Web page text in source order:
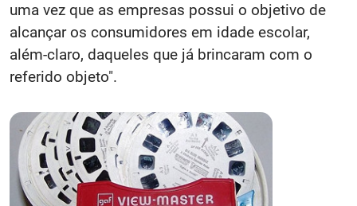
uma vez que as empresas possui o objetivo de
alcançar os consumidores em idade escolar,
além-claro, daqueles que já brincaram com o
referido objeto".